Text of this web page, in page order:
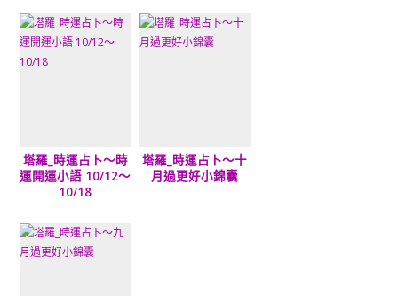
塔羅_時運占卜～時
運開運小語 10/12～
10/18
塔羅_時運占卜～十
月過更好小錦囊